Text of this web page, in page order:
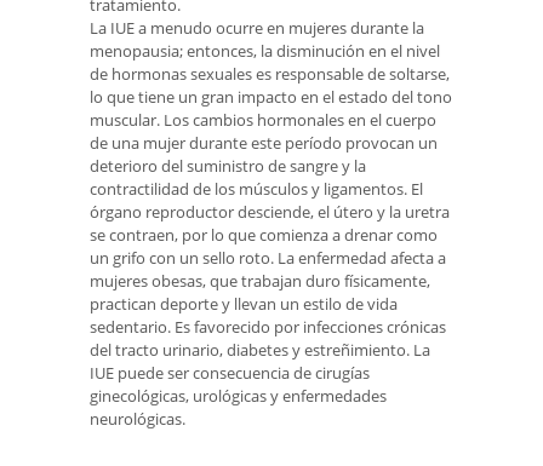
tratamiento.
La IUE a menudo ocurre en mujeres durante la
menopausia; entonces, la disminución en el nivel
de hormonas sexuales es responsable de soltarse,
lo que tiene un gran impacto en el estado del tono
muscular. Los cambios hormonales en el cuerpo
de una mujer durante este período provocan un
deterioro del suministro de sangre y la
contractilidad de los músculos y ligamentos. El
órgano reproductor desciende, el útero y la uretra
se contraen, por lo que comienza a drenar como
un grifo con un sello roto. La enfermedad afecta a
mujeres obesas, que trabajan duro físicamente,
practican deporte y llevan un estilo de vida
sedentario. Es favorecido por infecciones crónicas
del tracto urinario, diabetes y estreñimiento. La
IUE puede ser consecuencia de cirugías
ginecológicas, urológicas y enfermedades
neurológicas.